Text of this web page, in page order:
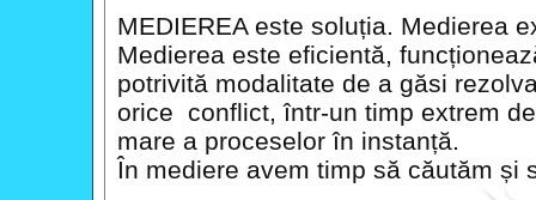
MEDIEREA este soluția. Medierea
Medierea este eficientă,
potrivită modalitate de a găsi
orice conflict, într-un timp extrem
mare a proceselor în instanță.
În mediere avem timp să căutăm și